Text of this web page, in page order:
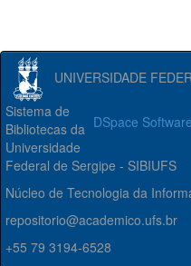
UNIVERSIDADE
DSpace Software
Sistema de
Bibliotecas da
Universidade
Federal de Sergipe - SIBIUFS
Núcleo de Tecnologia da
repositorio@academico.ufs.br
+55 79 3194-6528